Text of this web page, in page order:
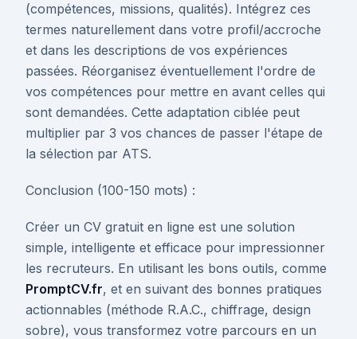
(compétences, missions, qualités). Intégrez ces
termes naturellement dans votre profil/accroche
et dans les descriptions de vos expériences
passées. Réorganisez éventuellement l'ordre de
vos compétences pour mettre en avant celles qui
sont demandées. Cette adaptation ciblée peut
multiplier par 3 vos chances de passer l'étape de
la sélection par ATS.
Conclusion (100-150 mots) :
Créer un CV gratuit en ligne est une solution
simple, intelligente et efficace pour impressionner
les recruteurs. En utilisant les bons outils, comme
PromptCV.fr, et en suivant des bonnes pratiques
actionnables (méthode R.A.C., chiffrage, design
sobre), vous transformez votre parcours en un